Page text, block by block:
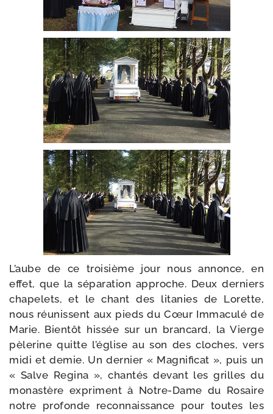
L’aube de ce troi­sième jour nous annonce, en
effet, que la sépa­ra­tion approche. Deux der­niers
cha­pe­lets, et le chant des lita­nies de Lorette,
nous réunissent aux pieds du Cœur Immaculé de
Marie. Bientôt his­sée sur un bran­card, la Vierge
pèle­rine quitte l’é­glise au son des cloches, vers
midi et demie. Un der­nier « Magnificat », puis un
« Salve Regina », chan­tés devant les grilles du
monas­tère expriment à Notre-​Dame du Rosaire
notre pro­fonde recon­nais­sance pour toutes les